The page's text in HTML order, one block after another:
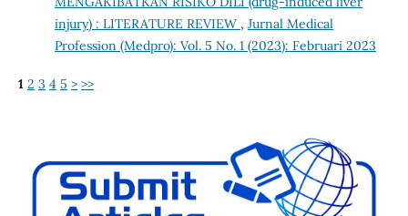
injury) : LITERATURE REVIEW , Jurnal Medical
Profession (Medpro): Vol. 5 No. 1 (2023): Februari 2023
1 2 3 4 5 > >>